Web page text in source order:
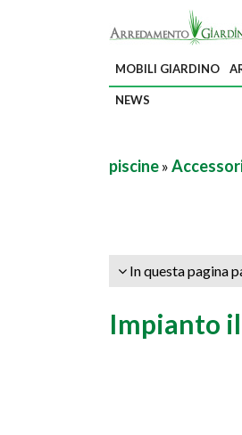
MOBILI GIARDINO
NEWS
piscine»
In questa pagina
Impianto